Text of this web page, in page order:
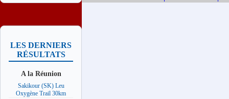
LES DERNIERS
RÉSULTATS
A la Réunion
Sakikour (SK) Leu
Oxygène Trail 30km